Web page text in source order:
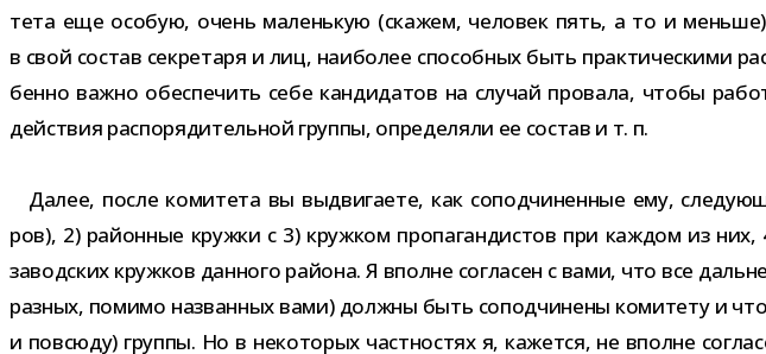
тета еще осо­бую, очень малень­кую (ска­жем, чело­век пять, а то и
в свой состав сек­ре­таря и лиц, наи­бо­лее спо­соб­ных быть
бенно важно обес­пе­чить себе кан­ди­да­тов на слу­чай про­вала, чтобы
дей­ствия рас­по­ря­ди­тель­ной группы, опре­де­ляли ее состав и т. п.
Далее, после коми­тета вы выдви­га­ете, как сопод­чи­нен­ные ему,
ров), 2) рай­он­ные кружки с 3) круж­ком про­па­ган­ди­стов при каж­дом из
завод­ских круж­ков дан­ного рай­она. Я вполне согла­сен с вами, что все
раз­ных, помимо назван­ных вами) должны быть сопод­чи­нены коми­тету и
и повсюду) группы. Но в неко­то­рых част­но­стях я, кажется, не вполне